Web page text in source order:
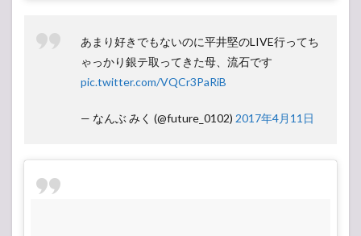
あまり好きでもないのに平井堅のLIVE行ってち
ゃっかり銀テ取ってきた母、流石です
pic.twitter.com/VQCr3PaRiB
— なんぶ みく (@future_0102) 2017年4月11日